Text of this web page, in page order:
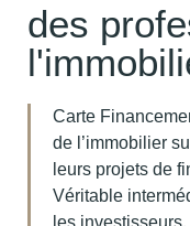
des
Carte
de l’immobilier
leurs projets de
Véritable
les